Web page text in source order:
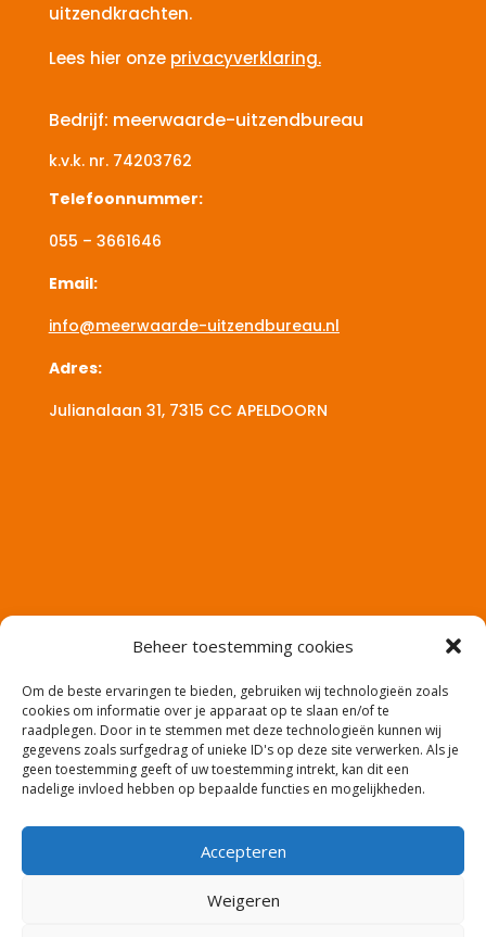
Beheer toestemming cookies
Om de beste ervaringen te bieden, gebruiken wij technologieën zoals
cookies om informatie over je apparaat op te slaan en/of te
raadplegen. Door in te stemmen met deze technologieën kunnen wij
gegevens zoals surfgedrag of unieke ID's op deze site verwerken. Als je
geen toestemming geeft of uw toestemming intrekt, kan dit een
nadelige invloed hebben op bepaalde functies en mogelijkheden.
Accepteren
Weigeren
uitzendkrachten.
Lees hier onze privacyverklaring.
Bedrijf: meerwaarde-uitzendbureau
k.v.k. nr.74203762
Telefoonnummer:
055 – 3661646
Email:
info@meerwaarde-uitzendbureau.nl
Adres:
Julianalaan 31, 7315 CCAPELDOORN
Website en productie: Co2media.nl – Copyright:
meerwaarde-uitzendbureau